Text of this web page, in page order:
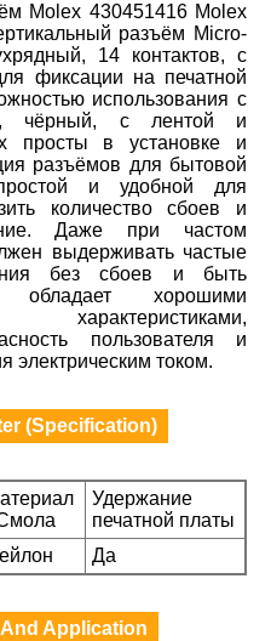
Molex 430451416 Molex
разъём Micro-
14 контактов, с
фиксации на печатной
использования с
чёрный, с лентой и
просты в установке и
разъёмов для бытовой
и удобной для
количество сбоев и
Даже при частом
выдерживать частые
без сбоев и быть
обладает хорошими
пользователя и
электрическим током.
(Specification)
Удержание
печатной платы
Да
And Application